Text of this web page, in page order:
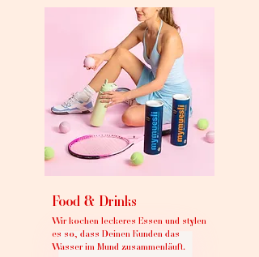
Food & Drinks
Wir kochen leckeres Essen und stylen
es so, dass Deinen Kunden das
Wasser im Mund zusammenläuft.